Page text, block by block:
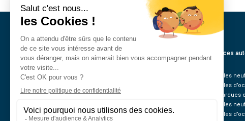
Annonces
Véhicules
Véhicules
Nos marques
Véhicules
Véhicules